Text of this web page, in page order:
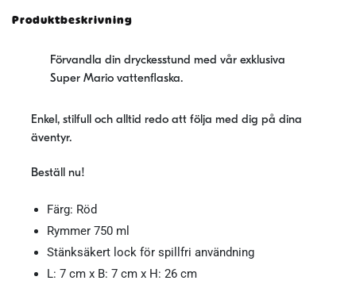
Produktbeskrivning
Förvandla din dryckesstund med vår exklusiva
Super Mario vattenflaska.
Enkel, stilfull och alltid redo att följa med dig på dina
äventyr.
Beställ nu!
Färg: Röd
Rymmer 750 ml
Stänksäkert lock för spillfri användning
L: 7 cm x B: 7 cm x H: 26 cm